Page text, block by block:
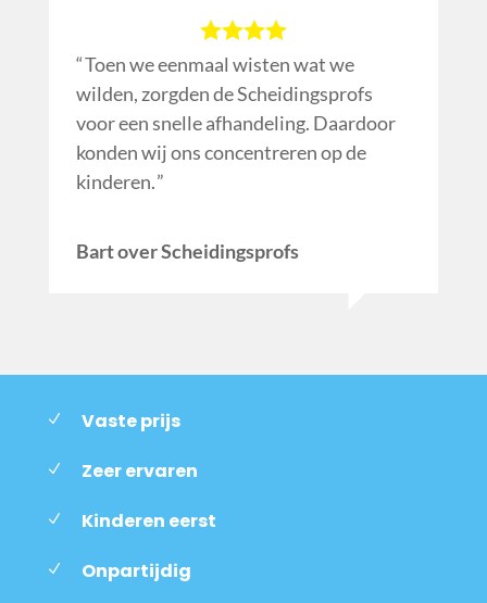
Toen we eenmaal wisten wat we
wilden, zorgden de Scheidingsprofs
voor een snelle afhandeling. Daardoor
konden wij ons concentreren op de
kinderen.
Bart over Scheidingsprofs
Vaste prijs
Zeer ervaren
Kinderen eerst
Onpartijdig